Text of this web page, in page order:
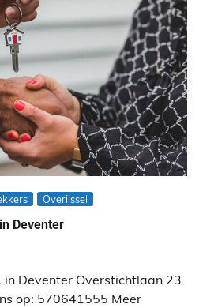
Overijssel
Deventer
in Deventer Overstichtlaan 23
op: 570641555 Meer